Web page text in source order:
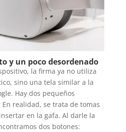
y un poco desordenado
la firma ya no utiliza
sino una tela similar a la
Hay dos pequeños
realidad, se trata de tomas
en la gafa. Al darle la
dos botones: